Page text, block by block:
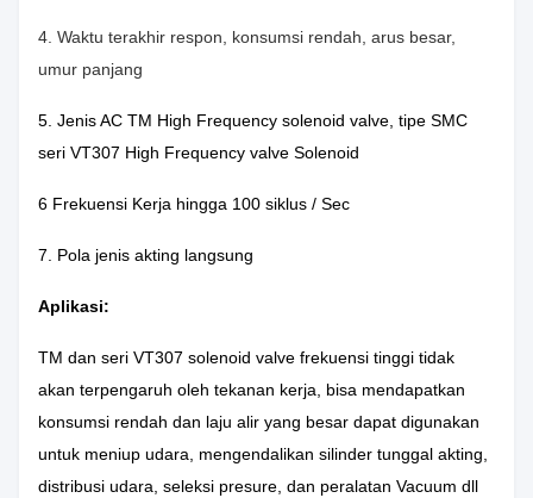
4. Waktu terakhir respon, konsumsi rendah, arus besar,
umur panjang
5. Jenis AC TM High Frequency solenoid valve, tipe SMC
seri VT307 High Frequency valve Solenoid
6 Frekuensi Kerja hingga 100 siklus / Sec
7. Pola jenis akting langsung
Aplikasi:
TM dan seri VT307 solenoid valve frekuensi tinggi tidak
akan terpengaruh oleh tekanan kerja, bisa mendapatkan
konsumsi rendah dan laju alir yang besar dapat digunakan
untuk meniup udara, mengendalikan silinder tunggal akting,
distribusi udara, seleksi presure, dan peralatan Vacuum dll